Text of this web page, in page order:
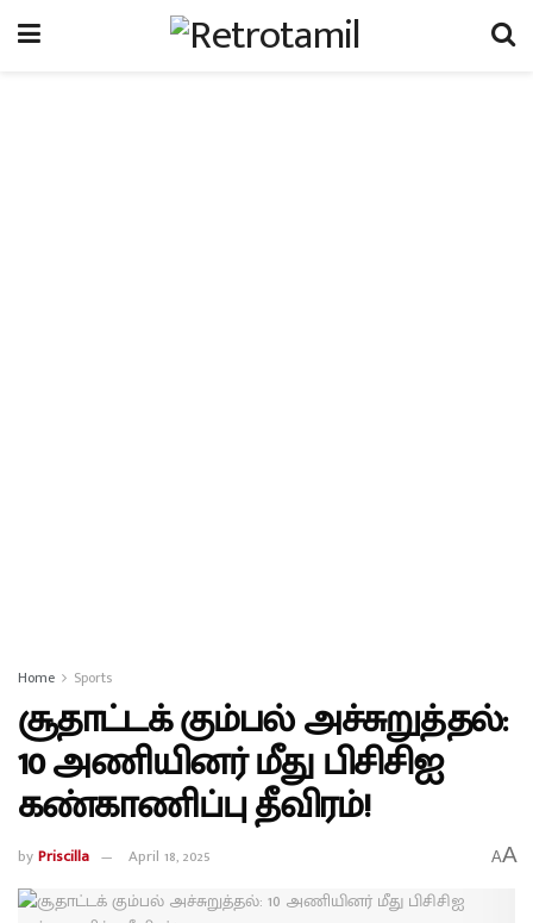
Home Sports
சூதாட்டக் கும்பல் அச்சுறுத்தல்:
10 அணியினர் மீது பிசிசிஐ
கண்காணிப்பு தீவிரம்!
byPriscilla April 18, 2025 AA